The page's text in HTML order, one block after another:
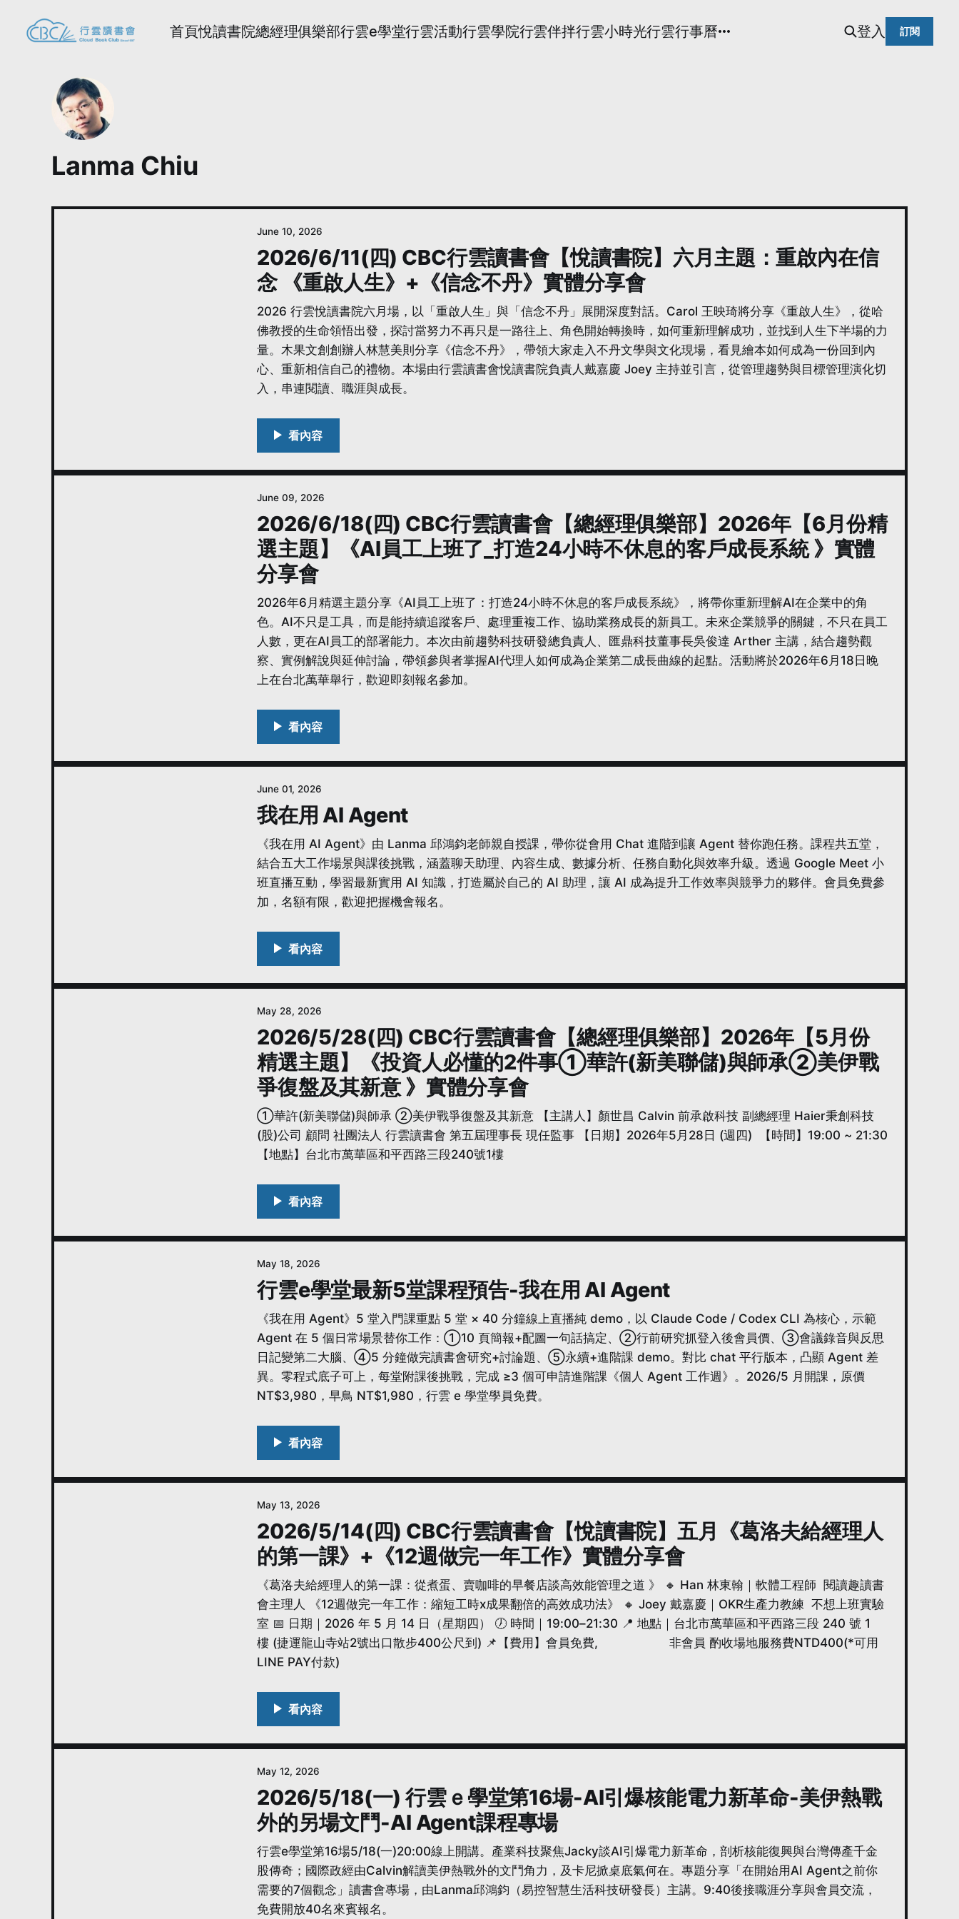
首頁悅讀書院總經理俱樂部行雲e學堂行雲活動行雲學院行雲伴拌行雲小時光行雲行事曆 登入 訂閱
Lanma Chiu
2026/6/11(四) CBC行雲讀書會【悅讀書院】六月主題：重啟內在信
念 《重啟人生》+《信念不丹》實體分享會
2026 行雲悅讀書院六月場，以「重啟人生」與「信念不丹」展開深度對話。Carol 王映琦將分享《重啟人生》，從哈
佛教授的生命領悟出發，探討當努力不再只是一路往上、角色開始轉換時，如何重新理解成功，並找到人生下半場的力
量。木果文創創辦人林慧美則分享《信念不丹》，帶領大家走入不丹文學與文化現場，看見繪本如何成為一份回到內
心、重新相信自己的禮物。本場由行雲讀書會悅讀書院負責人戴嘉慶 Joey 主持並引言，從管理趨勢與目標管理演化切
入，串連閱讀、職涯與成長。
June 10, 2026
2026/6/18(四) CBC行雲讀書會【總經理俱樂部】2026年【6月份精
選主題】《AI員工上班了_打造24小時不休息的客戶成長系統 》實體
分享會
2026年6月精選主題分享《AI員工上班了：打造24小時不休息的客戶成長系統》，將帶你重新理解AI在企業中的角
色。AI不只是工具，而是能持續追蹤客戶、處理重複工作、協助業務成長的新員工。未來企業競爭的關鍵，不只在員工
人數，更在AI員工的部署能力。本次由前趨勢科技研發總負責人、匯鼎科技董事長吳俊達 Arther 主講，結合趨勢觀
察、實例解說與延伸討論，帶領參與者掌握AI代理人如何成為企業第二成長曲線的起點。活動將於2026年6月18日晚
上在台北萬華舉行，歡迎即刻報名參加。
June 09, 2026
我在用 AI Agent
《我在用 AI Agent》由 Lanma 邱鴻鈞老師親自授課，帶你從會用 Chat 進階到讓 Agent 替你跑任務。課程共五堂，
結合五大工作場景與課後挑戰，涵蓋聊天助理、內容生成、數據分析、任務自動化與效率升級。透過 Google Meet 小
班直播互動，學習最新實用 AI 知識，打造屬於自己的 AI 助理，讓 AI 成為提升工作效率與競爭力的夥伴。會員免費參
加，名額有限，歡迎把握機會報名。
June 01, 2026
2026/5/28(四) CBC行雲讀書會【總經理俱樂部】2026年【5月份
精選主題】《投資人必懂的2件事①華許(新美聯儲)與師承②美伊戰
爭復盤及其新意 》實體分享會
①華許(新美聯儲)與師承 ②美伊戰爭復盤及其新意 【主講人】顏世昌 Calvin 前承啟科技 副總經理 Haier秉創科技
(股)公司 顧問 社團法人 行雲讀書會 第五屆理事長 現任監事 【日期】2026年5月28日 (週四) 【時間】19:00 ~ 21:30
【地點】台北市萬華區和平西路三段240號1樓
May 28, 2026
行雲e學堂最新5堂課程預告-我在用 AI Agent
《我在用 Agent》5 堂入門課重點 5 堂 × 40 分鐘線上直播純 demo，以 Claude Code / Codex CLI 為核心，示範
Agent 在 5 個日常場景替你工作：①10 頁簡報+配圖一句話搞定、②行前研究抓登入後會員價、③會議錄音與反思
日記變第二大腦、④5 分鐘做完讀書會研究+討論題、⑤永續+進階課 demo。對比 chat 平行版本，凸顯 Agent 差
異。零程式底子可上，每堂附課後挑戰，完成 ≥3 個可申請進階課《個人 Agent 工作週》。2026/5 月開課，原價
NT$3,980，早鳥 NT$1,980，行雲 e 學堂學員免費。
May 18, 2026
2026/5/14(四) CBC行雲讀書會【悅讀書院】五月《葛洛夫給經理人
的第一課》+《12週做完一年工作》實體分享會
《葛洛夫給經理人的第一課：從煮蛋、賣咖啡的早餐店談高效能管理之道 》 🔸 Han 林東翰｜軟體工程師 閱讀趣讀書
會主理人 《12週做完一年工作：縮短工時x成果翻倍的高效成功法》 🔸 Joey 戴嘉慶｜OKR生產力教練 不想上班實驗
室 📅 日期｜2026 年 5 月 14 日（星期四） 🕖 時間｜19:00–21:30 📍 地點｜台北市萬華區和平西路三段 240 號 1
樓 (捷運龍山寺站2號出口散步400公尺到) 📌【費用】會員免費, 非會員 酌收場地服務費NTD400(*可用
LINE PAY付款)
May 13, 2026
2026/5/18(一) 行雲ｅ學堂第16場-AI引爆核能電力新革命-美伊熱戰
外的另場文鬥-AI Agent課程專場
行雲e學堂第16場5/18(一)20:00線上開講。產業科技聚焦Jacky談AI引爆電力新革命，剖析核能復興與台灣傳產千金
股傳奇；國際政經由Calvin解讀美伊熱戰外的文鬥角力，及卡尼掀桌底氣何在。專題分享「在開始用AI Agent之前你
需要的7個觀念」讀書會專場，由Lanma邱鴻鈞（易控智慧生活科技研發長）主講。9:40後接職涯分享與會員交流，
免費開放40名來賓報名。
May 12, 2026